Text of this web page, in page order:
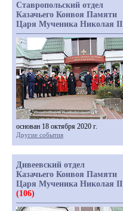
Ставропольский отдел
Казачьего Конвоя Памяти
Царя Мученика Николая II
основан 18 октября 2020 г.
Другие события
Дивеевский отдел
Казачьего Конвоя Памяти
Царя Мученика Николая II
(106)